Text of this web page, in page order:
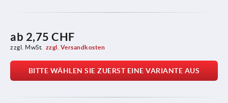
ab 2,75 CHF
zzgl. MwSt. zzgl. Versandkosten
BITTE WÄHLEN SIE ZUERST EINE VARIANTE AUS